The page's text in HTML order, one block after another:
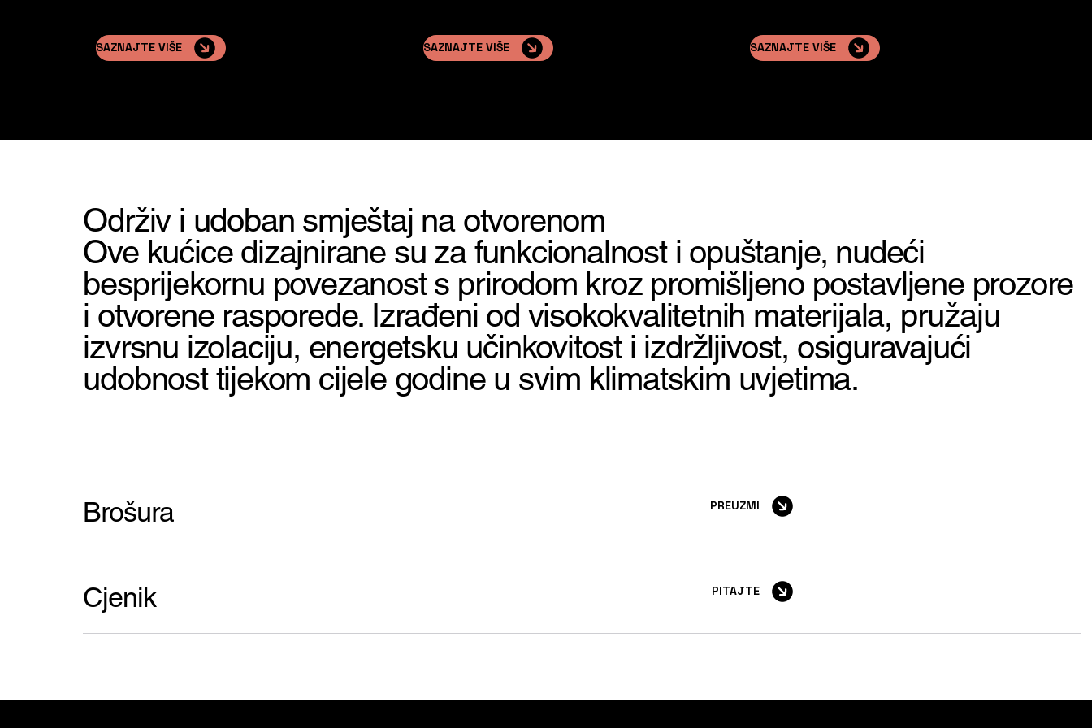
SAZNAJTE VIŠE SAZNAJTE VIŠE SAZNAJTE VIŠE
Održiv i udoban smještaj na otvorenom
Ove kućice dizajnirane su za funkcionalnost i opuštanje, nudeći
besprijekornu povezanost s prirodom kroz promišljeno postavljene prozore
i otvorene rasporede. Izrađeni od visokokvalitetnih materijala, pružaju
izvrsnu izolaciju, energetsku učinkovitost i izdržljivost, osiguravajući
udobnost tijekom cijele godine u svim klimatskim uvjetima.
Brošura PREUZMI
Cjenik PITAJTE